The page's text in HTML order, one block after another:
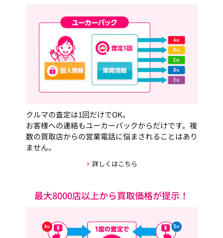
クルマの査定は1回だけでOK。
お客様への連絡もユーカーパックからだけです。複
数の買取店からの営業電話に悩まされることはあり
ません。
詳しくはこちら
最大8000店以上から買取価格が提示！